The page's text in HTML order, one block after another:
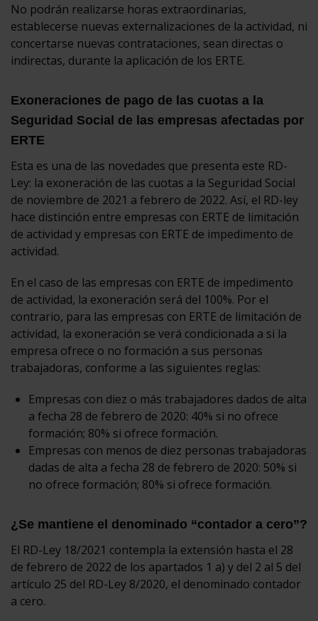
No podrán realizarse horas extraordinarias,
establecerse nuevas externalizaciones de la actividad, ni
concertarse nuevas contrataciones, sean directas o
indirectas, durante la aplicación de los ERTE.
Exoneraciones de pago de las cuotas a la
Seguridad Social de las empresas afectadas por
ERTE
Esta es una de las novedades que presenta este RD-
Ley: la exoneración de las cuotas a la Seguridad Social
de noviembre de 2021 a febrero de 2022. Así, el RD-ley
hace distinción entre empresas con ERTE de limitación
de actividad y empresas con ERTE de impedimento de
actividad.
En el caso de las empresas con ERTE de impedimento
de actividad, la exoneración será del 100%. Por el
contrario, para las empresas con ERTE de limitación de
actividad, la exoneración se verá condicionada a si la
empresa ofrece o no formación a sus personas
trabajadoras, conforme a las siguientes reglas:
Empresas con diez o más trabajadores dados de alta
a fecha 28 de febrero de 2020: 40% si no ofrece
formación; 80% si ofrece formación.
Empresas con menos de diez personas trabajadoras
dadas de alta a fecha 28 de febrero de 2020: 50% si
no ofrece formación; 80% si ofrece formación.
¿Se mantiene el denominado “contador a cero”?
El RD-Ley 18/2021 contempla la extensión hasta el 28
de febrero de 2022 de los apartados 1 a) y del 2 al 5 del
artículo 25 del RD-Ley 8/2020, el denominado contador
a cero.